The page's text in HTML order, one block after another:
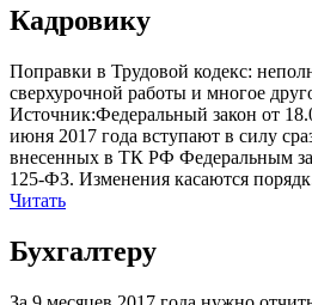
Кадровику
Поправки в Трудовой кодекс:
сверхурочной работы и многое
Источник:Федеральный закон от
июня 2017 года вступают в силу
внесенных в ТК РФ Федеральным
125-ФЗ. Изменения касаются
Читать
Бухгалтеру